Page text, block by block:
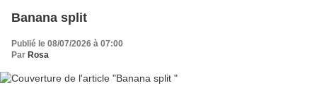
Banana split
Publié le 08/07/2026 à 07:00
Par Rosa